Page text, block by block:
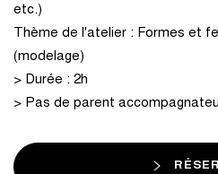
etc.)
Thème de l'atelier : Formes et
(modelage)
> Durée : 2h
> Pas de parent